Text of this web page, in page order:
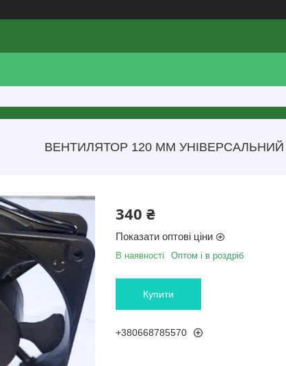
ВЕНТИЛЯТОР 120 ММ УНІВЕРСАЛЬНИЙ
340 ₴
Показати оптові ціни
В наявності Оптом і в роздріб
Купити
+380668785570